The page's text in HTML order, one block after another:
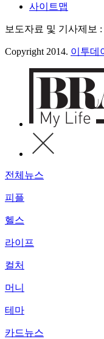
사이트맵
보도자료 및 기사제보 :
Copyright 2014. 이투데
전체뉴스
피플
헬스
라이프
컬처
머니
테마
카드뉴스